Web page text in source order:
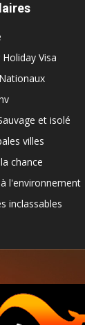
Visa
et isolé
villes
chance
l'environnement
inclassables